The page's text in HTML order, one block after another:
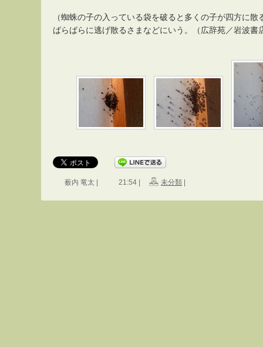
（蜘蛛の子の入っている袋を破ると多くの子が四方に
ばらばらに逃げ散るさまなどにいう。（広辞苑／岩波書
薮内 竜太 | 21:54 | 未分類